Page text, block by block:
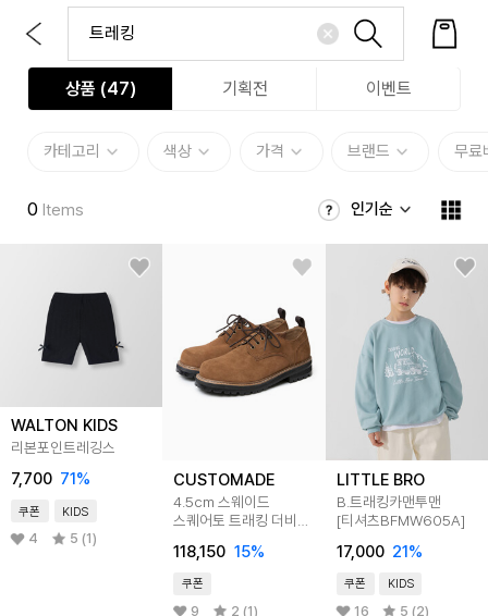
상품 (47) 기획전 이벤트
카테고리 색상 가격 브랜드 무료
0 Items 인기순
WALTON KIDS
리본포인트레깅스
7,700 71 %
쿠폰 KIDS
4 5 (1)
CUSTOMADE
4.5cm 스웨이드
스퀘어토 트래킹 더비
118,150 15%
쿠폰
9 2 (1)
LITTLE BRO
B.트래킹카맨투맨
[티셔츠BFMW605A]
17,000 21%
쿠폰 KIDS
16 5 (2)